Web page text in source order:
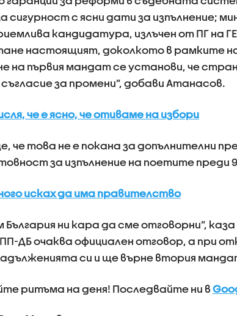
сигурност с ясни дати за изпълнение;
кандидатура, излъчен от ПГ на
настоящият, доколкото в рамките
на първия мандат се установи, че
за промени”, добави Атанасов.
че е ясно, че отиваме на избори
че това не е покана за допълнителни
за изпълнение на поетите
исках да има правителство
България ни кара да сме отговорни”,
ДБ очаква официален отговор, а при
си и ще върне втория
ритъма на деня! Последвайте ни в